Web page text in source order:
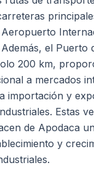
el Puerto
200 km,
a mercados
importación y
Estas
de Apodaca
y